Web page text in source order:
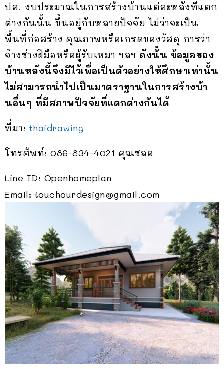
ปล. งบประมาณในการสร้างบ้านแต่ละหลังที่แตก
ต่างกันนั้น ขึ้นอยู่กับหลายปัจจัย ไม่ว่าจะเป็น
พื้นที่ก่อสร้าง คุณภาพหรือเกรดของวัสดุ การว่า
จ้างช่างฝีมือหรือผู้รับเหมา ฯลฯ ดังนั้น ข้อมูลของ
บ้านหลังนี้จึงมีไว้เพื่อเป็นตัวอย่างให้ศึกษาเท่านั้น
ไม่สามารถนำไปเป็นมาตราฐานในการสร้างบ้า
นอื่นๆ ที่มีสภาพปัจจัยที่แตกต่างกันได้
ที่มา: thaidrawing
โทรศัพท์: 086-834-4021 คุณชลอ
Line ID: Openhomeplan
Email: touchourdesign@gmail.com